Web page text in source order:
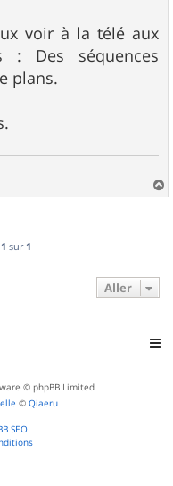
voir à la télé aux
: Des séquences
plans.
a
1 sur 1
Aller
© phpBB Limited
© Qiaeru
SEO